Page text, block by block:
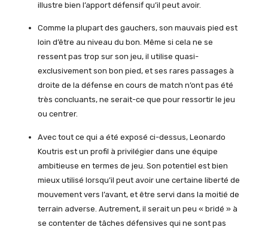
illustre bien l’apport défensif qu’il peut avoir.
Comme la plupart des gauchers, son mauvais pied est
loin d’être au niveau du bon. Même si cela ne se
ressent pas trop sur son jeu, il utilise quasi-
exclusivement son bon pied, et ses rares passages à
droite de la défense en cours de match n’ont pas été
très concluants, ne serait-ce que pour ressortir le jeu
ou centrer.
Avec tout ce qui a été exposé ci-dessus, Leonardo
Koutris est un profil à privilégier dans une équipe
ambitieuse en termes de jeu. Son potentiel est bien
mieux utilisé lorsqu’il peut avoir une certaine liberté de
mouvement vers l’avant, et être servi dans la moitié de
terrain adverse. Autrement, il serait un peu « bridé » à
se contenter de tâches défensives qui ne sont pas